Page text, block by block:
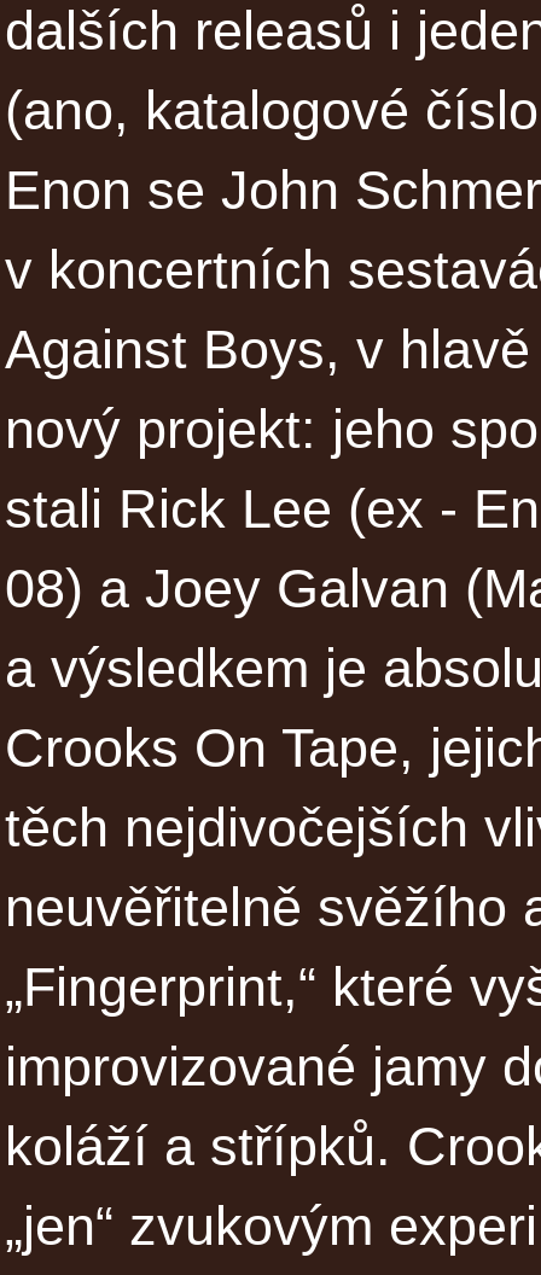
dalších releasů i
(ano, katalogové
Enon se John
v koncertních
Against Boys, v
nový projekt: jeho
stali Rick Lee (ex -
08) a Joey Galvan
a výsledkem je
Crooks On Tape,
těch nejdivočejších
neuvěřitelně svěžího
„Fingerprint,“ které
improvizované jamy
koláží a střípků.
„jen“ zvukovým